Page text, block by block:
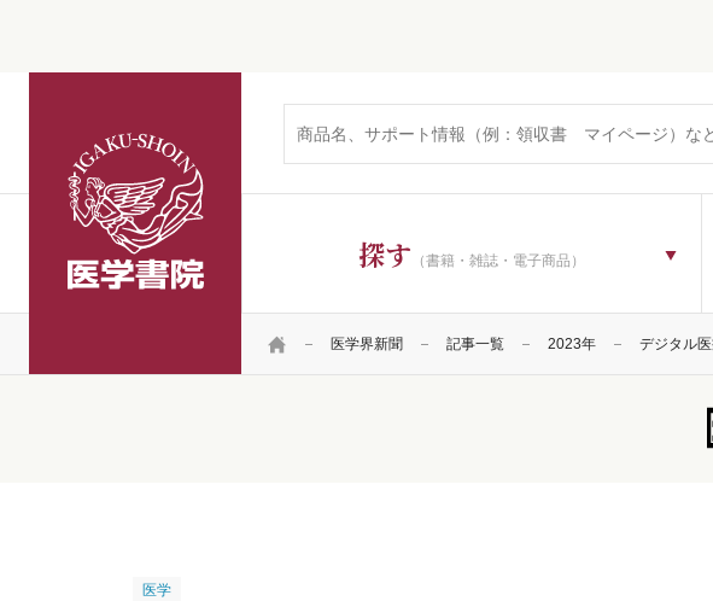
探す （書籍・雑誌・電子商品）
HOME 医学界新聞 記事一覧 2023年 デジタル
医学